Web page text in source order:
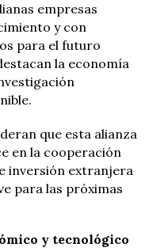
empresas
y con
para el futuro
la economía
que esta alianza
en la cooperación
inversión extranjera
para las próximas
y tecnológico